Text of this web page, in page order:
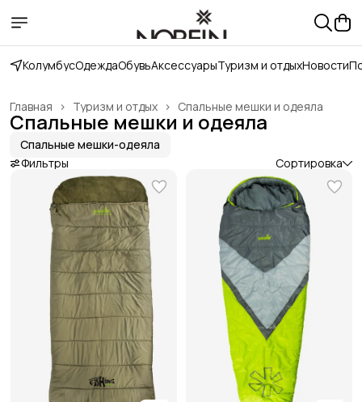
КолумбусОдеждаОбувьАксессуарыТуризм и отдыхНовости
Спальные мешки и одеяла
Туризм и отдых ›
Главная ›
Спальные мешки и одеяла
Спальные мешки-одеяла
Фильтры
Сортировка